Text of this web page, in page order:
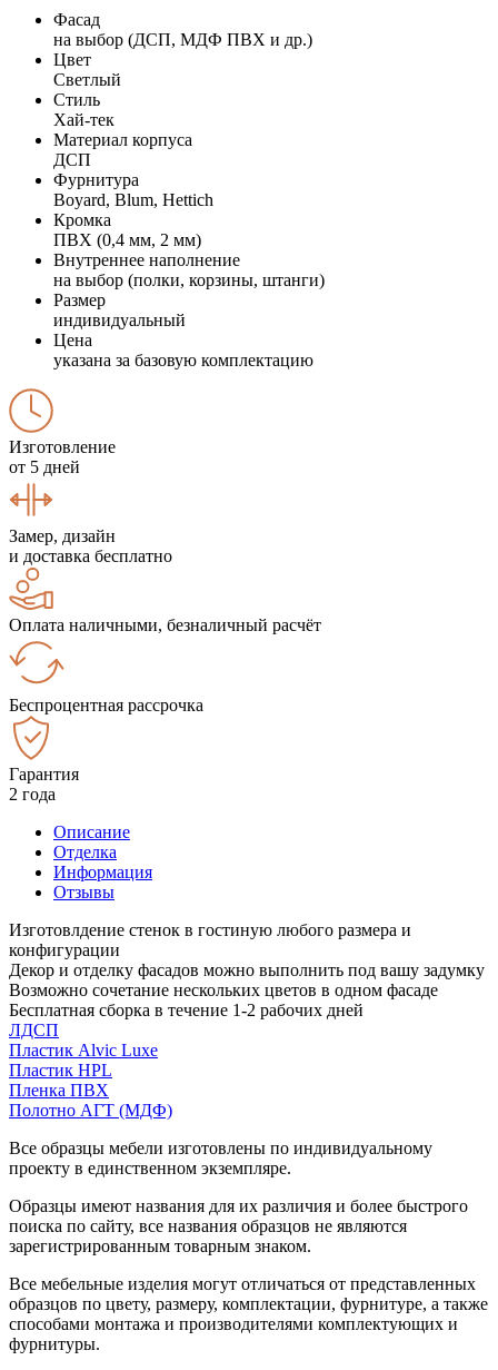
Фасад
на выбор (ДСП, МДФ ПВХ и др.)
Цвет
Светлый
Стиль
Хай-тек
Материал корпуса
ДСП
Фурнитура
Boyard, Blum, Hettich
Кромка
ПВХ (0,4 мм, 2 мм)
Внутреннее наполнение
на выбор (полки, корзины, штанги)
Размер
индивидуальный
Цена
указана за базовую комплектацию
Изготовление
от 5 дней
Замер, дизайн
и доставка бесплатно
Оплата наличными, безналичный расчёт
Беспроцентная рассрочка
Гарантия
2 года
Описание
Отделка
Информация
Отзывы
Изготовлдение стенок в гостиную любого размера и
конфигурации
Декор и отделку фасадов можно выполнить под вашу задумку
Возможно сочетание нескольких цветов в одном фасаде
Бесплатная сборка в течение 1-2 рабочих дней
ЛДСП
Пластик Alvic Luxe
Пластик HPL
Пленка ПВХ
Полотно АГТ (МДФ)
Все образцы мебели изготовлены по индивидуальному
проекту в единственном экземпляре.
Образцы имеют названия для их различия и более быстрого
поиска по сайту, все названия образцов не являются
зарегистрированным товарным знаком.
Все мебельные изделия могут отличаться от представленных
образцов по цвету, размеру, комплектации, фурнитуре, а также
способами монтажа и производителями комплектующих и
фурнитуры.